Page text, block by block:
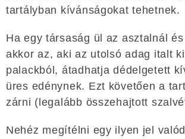
tartályban kívánságokat tehetnek.
Ha egy társaság ül az asztalnál
akkor az, aki az utolsó adag italt
palackból, átadhatja dédelgetett
üres edénynek. Ezt követően a
zárni (legalább összehajtott
Nehéz megítélni egy ilyen jel